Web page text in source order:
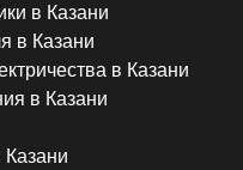
в Казани
в Казани
в Казани
в Казани